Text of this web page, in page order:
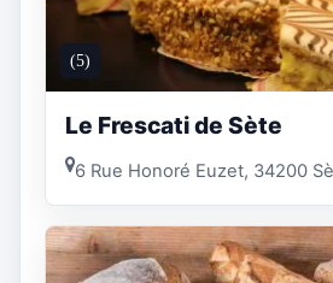
(5)
Le Frescati de Sète
6 Rue Honoré Euzet, 34200